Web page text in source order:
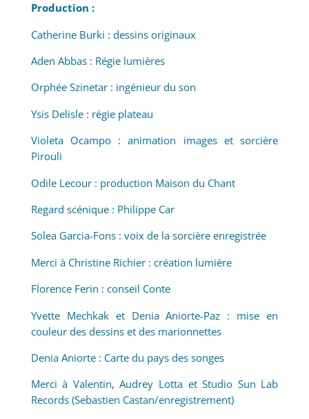
Production :
Catherine Burki : dessins originaux
Aden Abbas : Régie lumières
Orphée Szinetar : ingénieur du son
Ysis Delisle : régie plateau
Violeta Ocampo : animation images et sorcière
Pirouli
Odile Lecour : production Maison du Chant
Regard scénique : Philippe Car
Solea Garcia-Fons : voix de la sorcière enregistrée
Merci à Christine Richier : création lumière
Florence Ferin : conseil Conte
Yvette Mechkak et Denia Aniorte-Paz : mise en
couleur des dessins et des marionnettes
Denia Aniorte : Carte du pays des songes
Merci à Valentin, Audrey Lotta et Studio Sun Lab
Records (Sebastien Castan/enregistrement)